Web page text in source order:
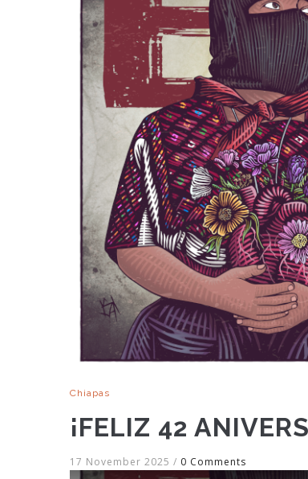
Chiapas
¡FELIZ 42
17 November 2025 / 0 Comments